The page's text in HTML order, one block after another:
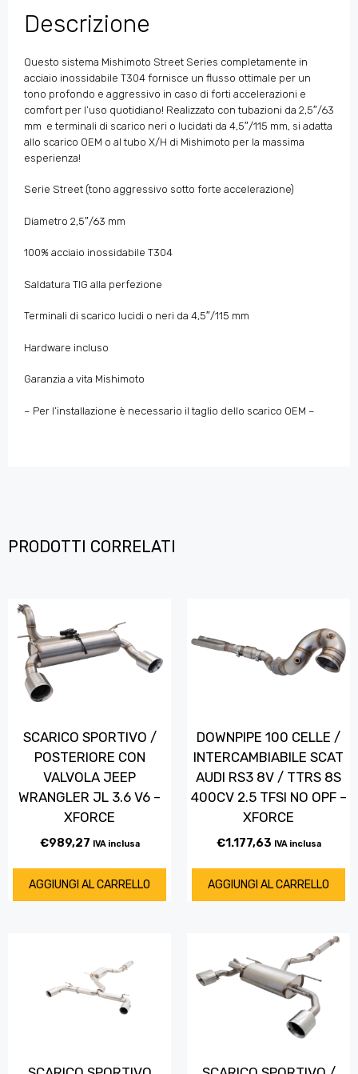
Descrizione
Questo sistema Mishimoto Street Series completamente in
acciaio inossidabile T304 fornisce un flusso ottimale per un
tono profondo e aggressivo in caso di forti accelerazioni e
comfort per l’uso quotidiano! Realizzato con tubazioni da 2,5″/63
mm e terminali di scarico neri o lucidati da 4,5″/115 mm, si adatta
allo scarico OEM o al tubo X/H di Mishimoto per la massima
esperienza!
Serie Street (tono aggressivo sotto forte accelerazione)
Diametro 2,5″/63 mm
100% acciaio inossidabile T304
Saldatura TIG alla perfezione
Terminali di scarico lucidi o neri da 4,5″/115 mm
Hardware incluso
Garanzia a vita Mishimoto
– Per l’installazione è necessario il taglio dello scarico OEM –
PRODOTTI CORRELATI
SCARICO SPORTIVO /
POSTERIORE CON
VALVOLA JEEP
WRANGLER JL 3.6 V6 –
XFORCE
€989,27 IVA inclusa
AGGIUNGI AL CARRELLO
DOWNPIPE 100 CELLE /
INTERCAMBIABILE SCAT
AUDI RS3 8V / TTRS 8S
400CV 2.5 TFSI NO OPF –
XFORCE
€1.177,63 IVA inclusa
AGGIUNGI AL CARRELLO